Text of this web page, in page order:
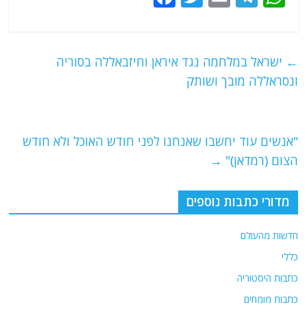
s
A
g
ra
l
er
e
k
← ישראל במלחמה נגד איראן וחיזבאללה בסוריה
ונסראללה מובך ושותק
"אנשים עוד יחשבו שאנחנו לפני חודש האוכל ולא חודש
הצום (רמדאן)" →
מדורי כתבות נוספים
חדשות מהעולם
כללי
כתבות היסטוריה
כתבות מומחים